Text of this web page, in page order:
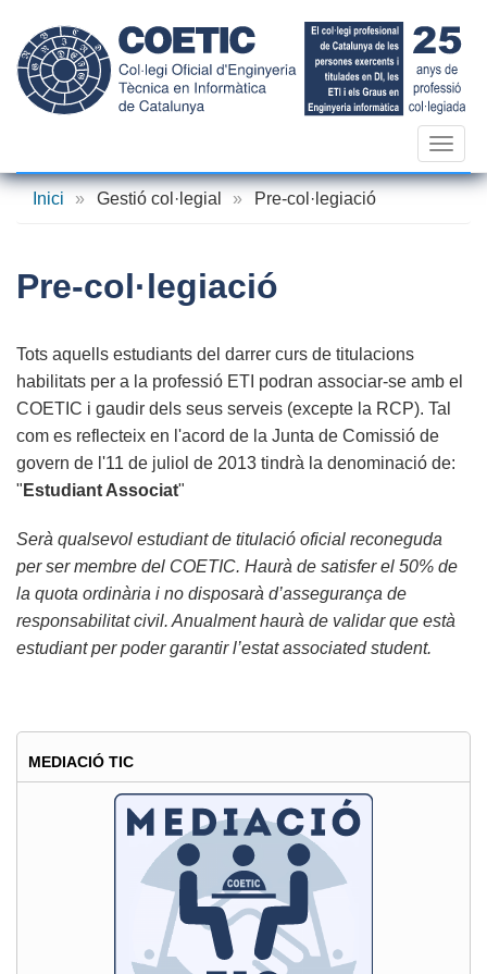
contingut
Inici
» Gestió col·legial » Pre-col·legiació
Pre-col·legiació
Tots aquells estudiants del darrer curs de titulacions
habilitats per a la professió ETI podran associar-se amb el
COETIC i gaudir dels seus serveis (excepte la RCP). Tal
com es reflecteix en l'acord de la Junta de Comissió de
govern de l'11 de juliol de 2013 tindrà la denominació de:
" Estudiant Associat"
Serà qualsevol estudiant de titulació oficial reconeguda
per ser membre del COETIC. Haurà de satisfer el 50% de
la quota ordinària i no disposarà d’assegurança de
responsabilitat civil. Anualment haurà de validar que està
estudiant per poder garantir l’estat associated student.
MEDIACIÓ TIC